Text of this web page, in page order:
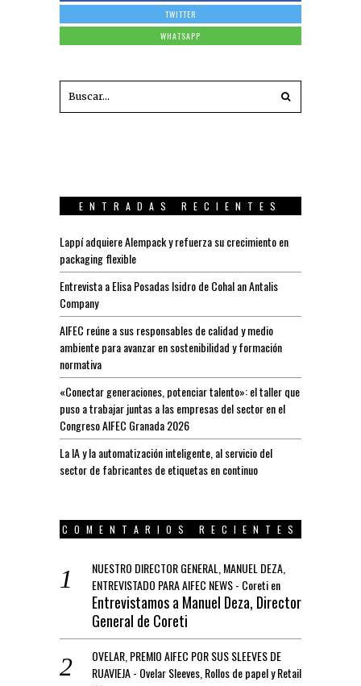
TWITTER
WHATSAPP
ENTRADAS RECIENTES
Lappí adquiere Alempack y refuerza su crecimiento en
packaging flexible
Entrevista a Elisa Posadas Isidro de Cohal an Antalis
Company
AIFEC reúne a sus responsables de calidad y medio
ambiente para avanzar en sostenibilidad y formación
normativa
«Conectar generaciones, potenciar talento»: el taller que
puso a trabajar juntas a las empresas del sector en el
Congreso AIFEC Granada 2026
La IA y la automatización inteligente, al servicio del
sector de fabricantes de etiquetas en continuo
COMENTARIOS RECIENTES
NUESTRO DIRECTOR GENERAL, MANUEL DEZA,
ENTREVISTADO PARA AIFEC NEWS - Coretien
Entrevistamos a Manuel Deza, Director
General de Coreti
OVELAR, PREMIO AIFEC POR SUS SLEEVES DE
RUAVIEJA - Ovelar Sleeves, Rollos de papel y Retail